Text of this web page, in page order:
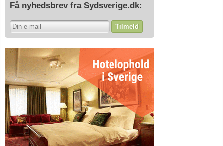
Få nyhedsbrev fra Sydsverige.dk:
Tilmeld